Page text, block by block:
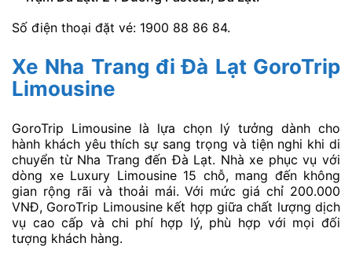
Số điện thoại đặt vé: 1900 88 86 84.
Xe Nha Trang đi Đà Lạt GoroTrip
Limousine
GoroTrip Limousine là lựa chọn lý tưởng dành cho
hành khách yêu thích sự sang trọng và tiện nghi khi di
chuyển từ Nha Trang đến Đà Lạt. Nhà xe phục vụ với
dòng xe Luxury Limousine 15 chỗ, mang đến không
gian rộng rãi và thoải mái. Với mức giá chỉ 200.000
VNĐ, GoroTrip Limousine kết hợp giữa chất lượng dịch
vụ cao cấp và chi phí hợp lý, phù hợp với mọi đối
tượng khách hàng.